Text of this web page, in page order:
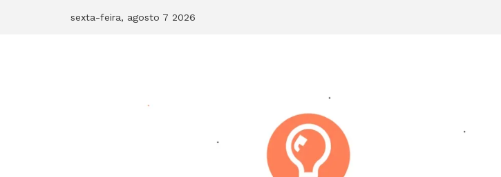
sexta-feira, agosto 7 2026